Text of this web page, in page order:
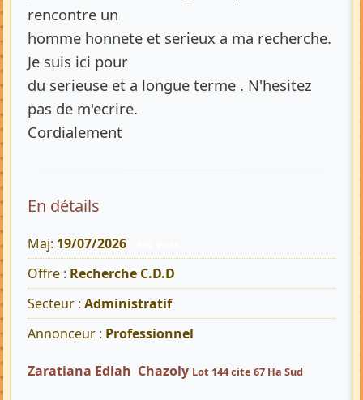
rencontre un
homme honnete et serieux a ma recherche.
Je suis ici pour
du serieuse et a longue terme . N'hesitez
pas de m'ecrire.
Cordialement
En détails
Maj: 19/07/2026
Offre : Recherche C.D.D
Secteur : Administratif
Annonceur : Professionnel
Zaratiana Ediah Chazoly Lot 144 cite 67 Ha Sud